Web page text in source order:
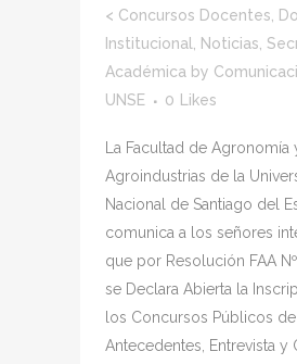
< Concursos Docentes
Institucional
Noticias
Académica by
UNSE
0 Likes
La Facultad de Agronomía
Agroindustrias de la
Nacional de Santiago del
comunica a los señores
que por Resolución FAA
se Declara Abierta la
los Concursos Públicos de
Antecedentes, Entrevista y